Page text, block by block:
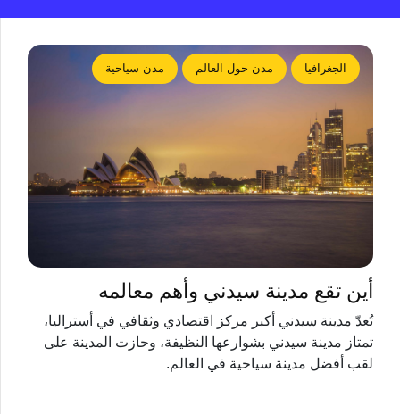
الجغرافيا مدن حول العالم مدن سياحية
أين تقع مدينة سيدني وأهم معالمه
تُعدّ مدينة سيدني أكبر مركز اقتصادي وثقافي في أستراليا،
تمتاز مدينة سيدني بشوارعها النظيفة، وحازت المدينة على
لقب أفضل مدينة سياحية في العالم.